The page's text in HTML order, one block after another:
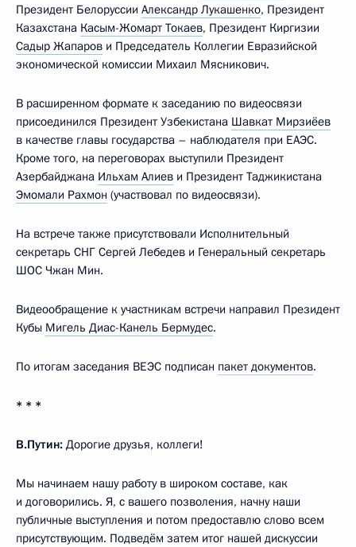
Президент Белоруссии Александр Лукашенко, Президент
Казахстана Касым-Жомарт Токаев, Президент Киргизии
Садыр Жапаров и Председатель Коллегии Евразийской
экономической комиссии Михаил Мясникович.
В расширенном формате к заседанию по видеосвязи
присоединился Президент Узбекистана Шавкат Мирзиёев
в качестве главы государства – наблюдателя при ЕАЭС.
Кроме того, на переговорах выступили Президент
Азербайджана Ильхам Алиев и Президент Таджикистана
Эмомали Рахмон (участвовал по видеосвязи).
На встрече также присутствовали Исполнительный
секретарь СНГ Сергей Лебедев и Генеральный секретарь
ШОС Чжан Мин.
Видеообращение к участникам встречи направил Президент
Кубы Мигель Диас-Канель Бермудес.
По итогам заседания ВЕЭС подписан пакет документов.
* * *
В.Путин: Дорогие друзья, коллеги!
Мы начинаем нашу работу в широком составе, как
и договорились. Я, с вашего позволения, начну наши
публичные выступления и потом предоставлю слово всем
присутствующим. Подведём затем итог нашей дискуссии